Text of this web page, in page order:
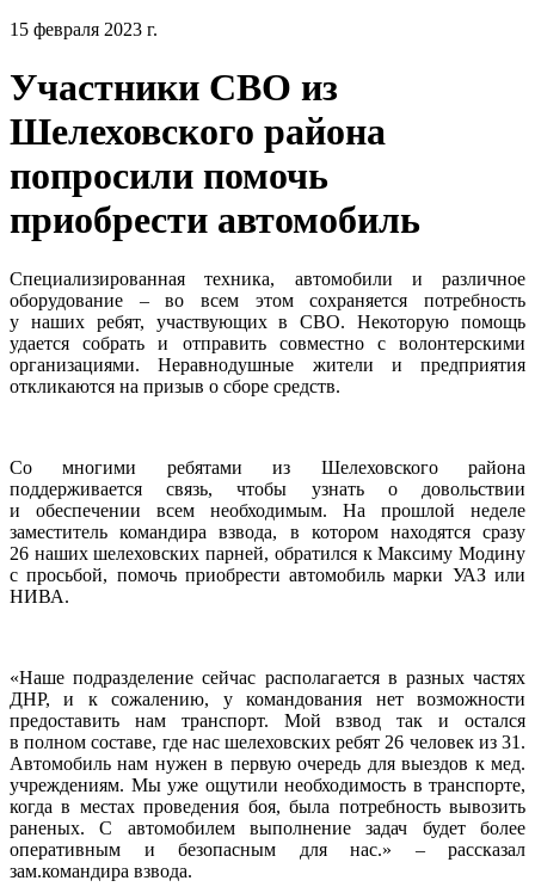
15 февраля 2023 г.
Участники СВО из
Шелеховского района
попросили помочь
приобрести автомобиль
Специализированная техника, автомобили и различное
оборудование – во всем этом сохраняется потребность
у наших ребят, участвующих в СВО. Некоторую помощь
удается собрать и отправить совместно с волонтерскими
организациями. Неравнодушные жители и предприятия
откликаются на призыв о сборе средств.
Со многими ребятами из Шелеховского района
поддерживается связь, чтобы узнать о довольствии
и обеспечении всем необходимым. На прошлой неделе
заместитель командира взвода, в котором находятся сразу
26 наших шелеховских парней, обратился к Максиму Модину
с просьбой, помочь приобрести автомобиль марки УАЗ или
НИВА.
«Наше подразделение сейчас располагается в разных частях
ДНР, и к сожалению, у командования нет возможности
предоставить нам транспорт. Мой взвод так и остался
в полном составе, где нас шелеховских ребят 26 человек из 31.
Автомобиль нам нужен в первую очередь для выездов к мед.
учреждениям. Мы уже ощутили необходимость в транспорте,
когда в местах проведения боя, была потребность вывозить
раненых. С автомобилем выполнение задач будет более
оперативным и безопасным для нас.» – рассказал
зам.командира взвода.